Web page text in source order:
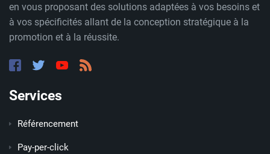
en vous proposant des solutions adaptées à vos besoins et
à vos spécificités allant de la conception stratégique à la
promotion et à la réussite.
Services
Référencement
Pay-per-click